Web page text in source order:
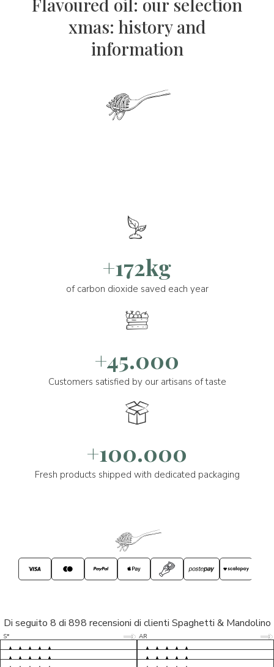
xmas: history and
information
+172kg
of carbon dioxide saved each year
+45.000
Customers satisfied by our artisans of taste
+100.000
Fresh products shipped with dedicated packaging
Di seguito 8 di 898 recensioni di clienti Spaghetti & Mandolino
S* 5/5
LP 5/5
M* 5/5
AR 5/5
D* 5/5
S* 5/5